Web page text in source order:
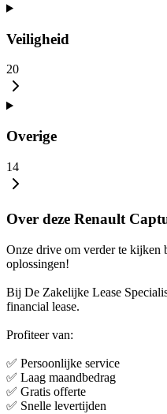
Veiligheid
20
Overige
14
Over deze Renault
Onze drive om verder te kijken
oplossingen!
Bij De Zakelijke Lease
financial lease.
Profiteer van:
✅ Persoonlijke service
✅ Laag maandbedrag
✅ Gratis offerte
✅ Snelle levertijden